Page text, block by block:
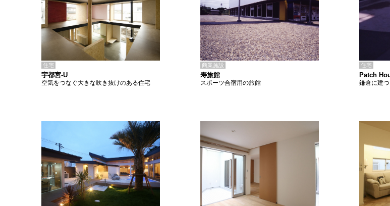
住宅
宇都宮-U
空気をつなぐ大きな吹き抜けのある住宅
商業施設
寿旅館
スポーツ合宿用の旅館
住宅
Patch
鎌倉に建